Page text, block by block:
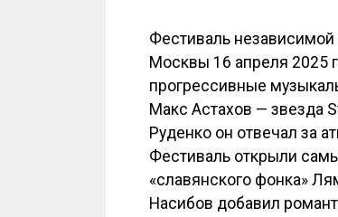
Фестиваль
Москвы 16 апреля 2025
прогрессивные
Макс Астахов — звезда
Руденко он отвечал за
Фестиваль открыли
«славянского фонка»
Насибов добавил